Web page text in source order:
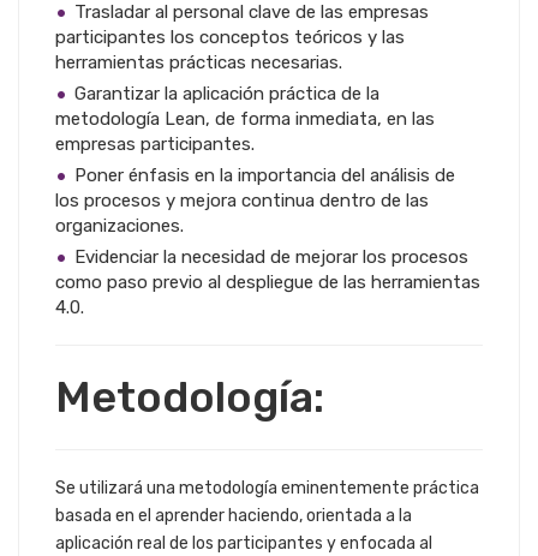
Trasladar al personal clave de las empresas
participantes los conceptos teóricos y las
herramientas prácticas necesarias.
Garantizar la aplicación práctica de la
metodología Lean, de forma inmediata, en las
empresas participantes.
Poner énfasis en la importancia del análisis de
los procesos y mejora continua dentro de las
organizaciones.
Evidenciar la necesidad de mejorar los procesos
como paso previo al despliegue de las herramientas
4.0.
Metodología:
Se utilizará una metodología eminentemente práctica
basada en el aprender haciendo, orientada a la
aplicación real de los participantes y enfocada al